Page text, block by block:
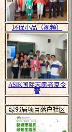
环保小品（视频）
ASIK国际志愿者夏令
营
绿邻居项目落户社区